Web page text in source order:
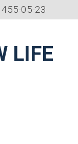
05-23
LIFE